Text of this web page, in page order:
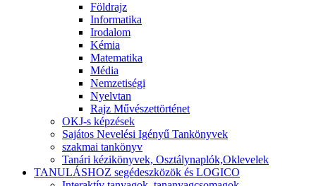
Földrajz
Informatika
Irodalom
Kémia
Matematika
Média
Nemzetiségi
Nyelvtan
Rajz Művészettörténet
OKJ-s képzések
Sajátos Nevelési Igényű Tankönyvek
szakmai tankönyv
Tanári kézikönyvek, Osztálynaplók,Oklevelek
TANULÁSHOZ segédeszközök és LOGICO